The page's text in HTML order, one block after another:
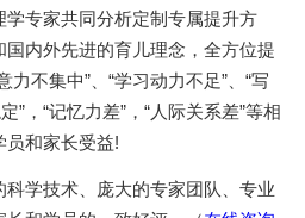
专家共同分析定制专属提升方
内外先进的育儿理念，全方位提
不集中”、“学习动力不足”、“写
”，“记忆力差”，“人际关系差”等相
员和家长受益!
科学技术、庞大的专家团队、专业